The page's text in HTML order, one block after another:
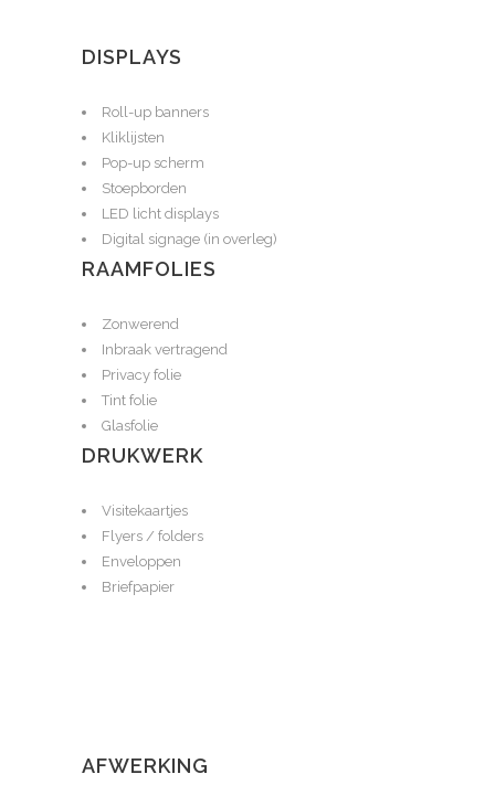
DISPLAYS
Roll-up banners
Kliklijsten
Pop-up scherm
Stoepborden
LED licht displays
Digital signage (in overleg)
RAAMFOLIES
Zonwerend
Inbraak vertragend
Privacy folie
Tint folie
Glasfolie
DRUKWERK
Visitekaartjes
Flyers / folders
Enveloppen
Briefpapier
AFWERKING